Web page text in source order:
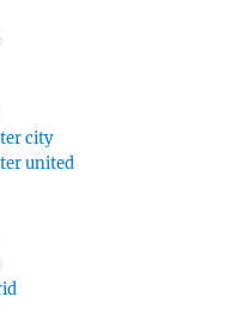
city
united